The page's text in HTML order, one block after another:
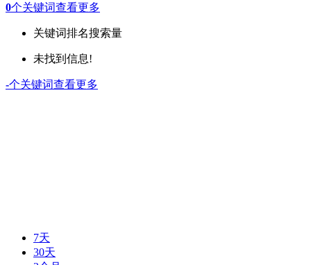
0个关键词查看更多
关键词排名搜索量
未找到信息!
-个关键词查看更多
7天
30天